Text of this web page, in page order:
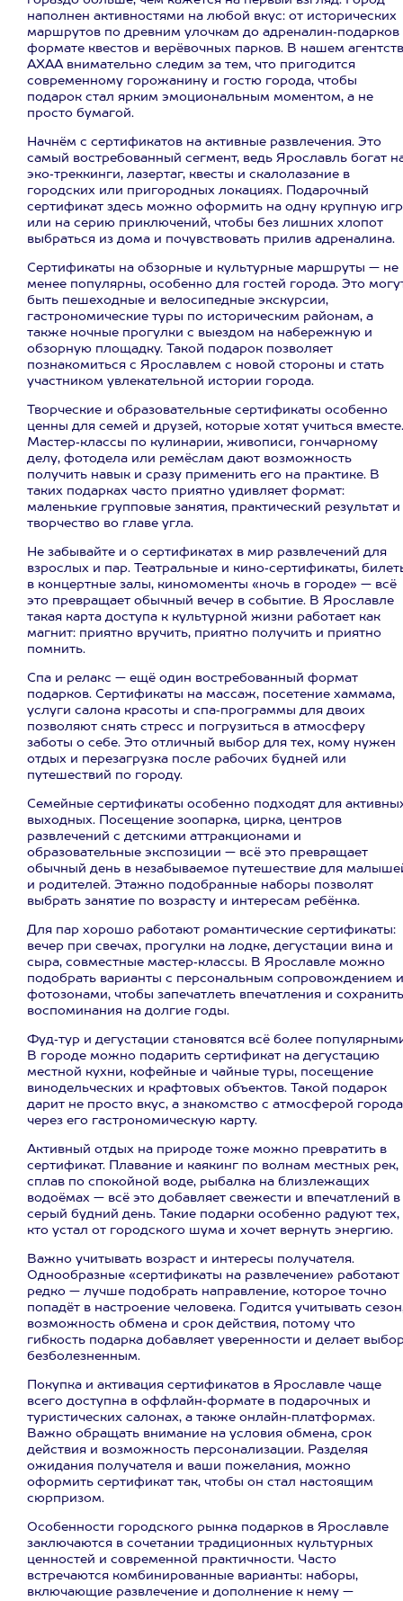
наполнен активностями на любой вкус: от исторических
маршрутов по древним улочкам до адреналин‑подарков
формате квестов и верёвочных парков. В нашем
АХАА внимательно следим за тем, что пригодится
современному горожанину и гостю города, чтобы
подарок стал ярким эмоциональным моментом, а не
просто бумагой.
Начнём с сертификатов на активные развлечения. Это
самый востребованный сегмент, ведь Ярославль богат
эко‑треккинги, лазертаг, квесты и скалолазание в
городских или пригородных локациях. Подарочный
сертификат здесь можно оформить на одну крупную
или на серию приключений, чтобы без лишних хлопот
выбраться из дома и почувствовать прилив адреналина.
Сертификаты на обзорные и культурные маршруты — не
менее популярны, особенно для гостей города. Это
быть пешеходные и велосипедные экскурсии,
гастрономические туры по историческим районам, а
также ночные прогулки с выездом на набережную и
обзорную площадку. Такой подарок позволяет
познакомиться с Ярославлем с новой стороны и стать
участником увлекательной истории города.
Творческие и образовательные сертификаты особенно
ценны для семей и друзей, которые хотят учиться вместе.
Мастер‑классы по кулинарии, живописи, гончарному
делу, фотодела или ремёслам дают возможность
получить навык и сразу применить его на практике. В
таких подарках часто приятно удивляет формат:
маленькие групповые занятия, практический результат и
творчество во главе угла.
Не забывайте и о сертификатах в мир развлечений для
взрослых и пар. Театральные и кино‑сертификаты,
в концертные залы, киномоменты «ночь в городе» — всё
это превращает обычный вечер в событие. В Ярославле
такая карта доступа к культурной жизни работает как
магнит: приятно вручить, приятно получить и приятно
помнить.
Спа и релакс — ещё один востребованный формат
подарков. Сертификаты на массаж, посетение хаммама,
услуги салона красоты и спа‑программы для двоих
позволяют снять стресс и погрузиться в атмосферу
заботы о себе. Это отличный выбор для тех, кому нужен
отдых и перезагрузка после рабочих будней или
путешествий по городу.
Семейные сертификаты особенно подходят для
выходных. Посещение зоопарка, цирка, центров
развлечений с детскими аттракционами и
образовательные экспозиции — всё это превращает
обычный день в незабываемое путешествие для
и родителей. Этажно подобранные наборы позволят
выбрать занятие по возрасту и интересам ребёнка.
Для пар хорошо работают романтические сертификаты:
вечер при свечах, прогулки на лодке, дегустации вина и
сыра, совместные мастер‑классы. В Ярославле можно
подобрать варианты с персональным сопровождением и
фотозонами, чтобы запечатлеть впечатления и сохранить
воспоминания на долгие годы.
Фуд‑тур и дегустации становятся всё более
В городе можно подарить сертификат на дегустацию
местной кухни, кофейные и чайные туры, посещение
винодельческих и крафтовых объектов. Такой подарок
дарит не просто вкус, а знакомство с атмосферой города
через его гастрономическую карту.
Активный отдых на природе тоже можно превратить в
сертификат. Плавание и каякинг по волнам местных рек,
сплав по спокойной воде, рыбалка на близлежащих
водоёмах — всё это добавляет свежести и впечатлений в
серый будний день. Такие подарки особенно радуют тех,
кто устал от городского шума и хочет вернуть энергию.
Важно учитывать возраст и интересы получателя.
Однообразные «сертификаты на развлечение» работают
редко — лучше подобрать направление, которое точно
попадёт в настроение человека. Годится учитывать
возможность обмена и срок действия, потому что
гибкость подарка добавляет уверенности и делает
безболезненным.
Покупка и активация сертификатов в Ярославле чаще
всего доступна в оффлайн‑формате в подарочных и
туристических салонах, а также онлайн‑платформах.
Важно обращать внимание на условия обмена, срок
действия и возможность персонализации. Разделяя
ожидания получателя и ваши пожелания, можно
оформить сертификат так, чтобы он стал настоящим
сюрпризом.
Особенности городского рынка подарков в Ярославле
заключаются в сочетании традиционных культурных
ценностей и современной практичности. Часто
встречаются комбинированные варианты: наборы,
включающие развлечение и дополнение к нему —